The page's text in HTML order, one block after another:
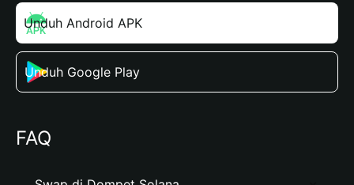
Unduh Android APK
Unduh Google Play
FAQ